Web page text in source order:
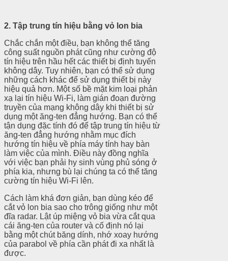
2. Tập trung tín hiệu bằng vỏ lon bia
Chắc chắn một điều, bạn không thể tăng
công suất nguồn phát cũng như cường độ
tín hiệu trên hầu hết các thiết bị định tuyến
không dây. Tuy nhiên, bạn có thể sử dụng
những cách khác để sử dụng thiết bị này
hiệu quả hơn. Một số bề mặt kim loại phản
xạ lại tín hiệu Wi-Fi, làm gián đoạn đường
truyền của mạng không dây khi thiết bị sử
dụng một ăng-ten đẳng hướng. Bạn có thể
tận dụng đặc tính đó để tập trung tín hiệu từ
ăng-ten đẳng hướng nhằm mục đích
hướng tín hiệu về phía máy tính hay bàn
làm việc của mình. Điều này đồng nghĩa
với việc bạn phải hy sinh vùng phủ sóng ở
phía kia, nhưng bù lại chúng ta có thể tăng
cường tín hiệu Wi-Fi lên.
Cách làm khá đơn giản, bạn dùng kéo để
cắt vỏ lon bia sao cho trông giống như một
đĩa radar. Lật úp miệng vỏ bia vừa cắt qua
cái ăng-ten của router và cố định nó lại
bằng một chút băng dính, nhớ xoay hướng
của parabol về phía cần phát đi xa nhất là
được.